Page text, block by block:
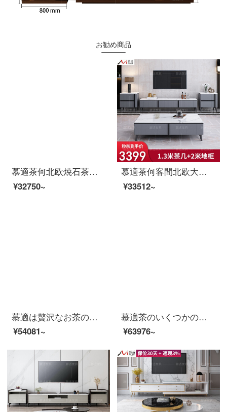
お勧め商品
慕適茶何北欧焼石茶何台かのテレビボックスセット茶卓現代簡単予約客間大理石茶何テーブル【入手価格3399】茶何+地箪笥（備考色）
¥32750~
慕適茶何客間北欧大理石茶何意味式の小さな戸形の茶何テレビの箱のスーツの組み合わせは簡単に物を貯蔵するお茶の何地の食器棚の白色の大理石の箱の1つ+斗の箱の1つを含みます。
¥33512~
慕適は贅沢なお茶の何のテレビの箱の組合せの小さい戸型の客間のガラスのお茶の何の箱のスーツのガラスの顔の軽い豪華なお茶の何+2メートルのテレビの箱+斗の箱*2
¥54081~
慕適茶のいくつかの意味式の後で、現代の軽奢な大きさの円茶のいくつかの縮み式のテレビの箱の組み合わせのスーツの客間の小さい戸形の軽奢な豪華さの簡素化のガラスのお茶の円形の大理石の円の何種類のB大理石の円のいくつかの高低の組み合わせ+伸縮性の箱
¥63976~